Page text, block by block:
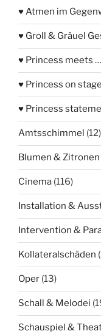
♥ Atmen im
♥ Groll & Gräuel
♥ Princess meets …
♥ Princess on stage
♥ Princess
Amtsschimmel (12)
Blumen & Zitronen
Cinema (116)
Installation &
Intervention &
Kollateralschäden
Oper (13)
Schall & Melodei
Schauspiel &